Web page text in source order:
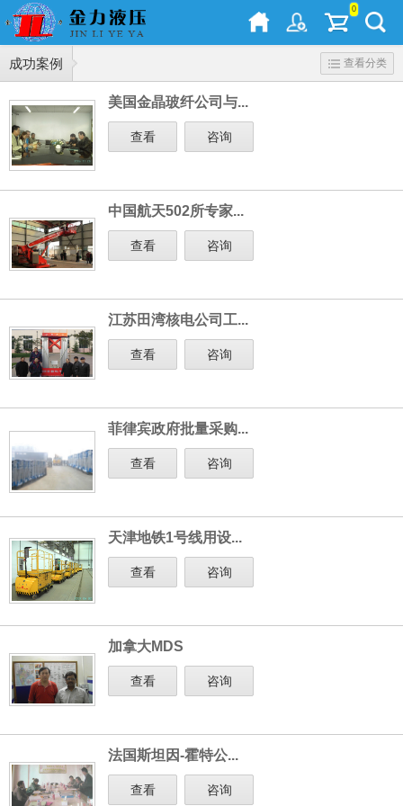
0
成功案例 查看分类
美国金晶玻纤公司与...
查看 咨询
中国航天502所专家...
查看 咨询
江苏田湾核电公司工...
查看 咨询
菲律宾政府批量采购...
查看 咨询
天津地铁1号线用设...
查看 咨询
加拿大MDS
查看 咨询
法国斯坦因-霍特公...
查看 咨询